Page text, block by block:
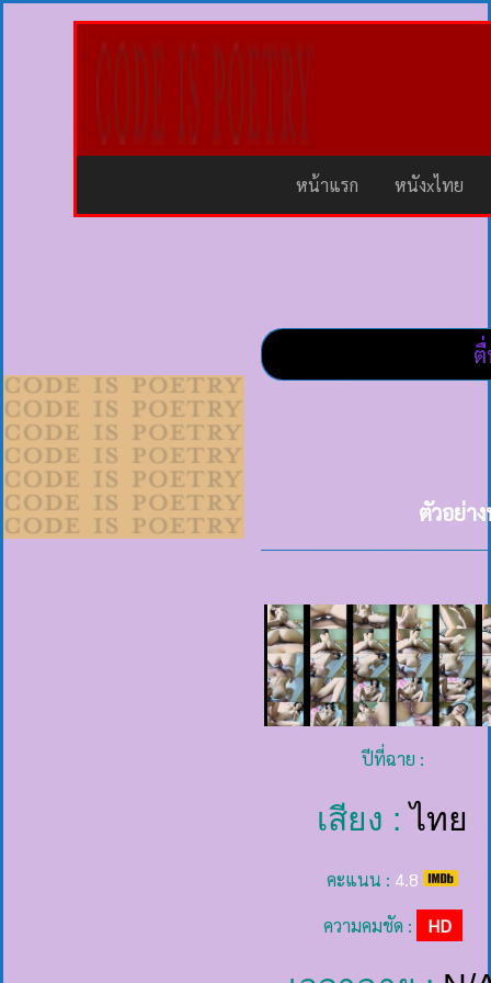
หน้าแรก หนังxไทย
ตัวอย่า
ปีที่ฉาย :
เสียง :ไทย
คะแนน : 4.8
ความคมชัด :
HD